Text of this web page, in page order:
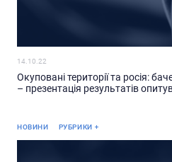
14.10.22
Окуповані території та росія:
– презентація результатів
НОВИНИ РУБРИКИ
Реліз